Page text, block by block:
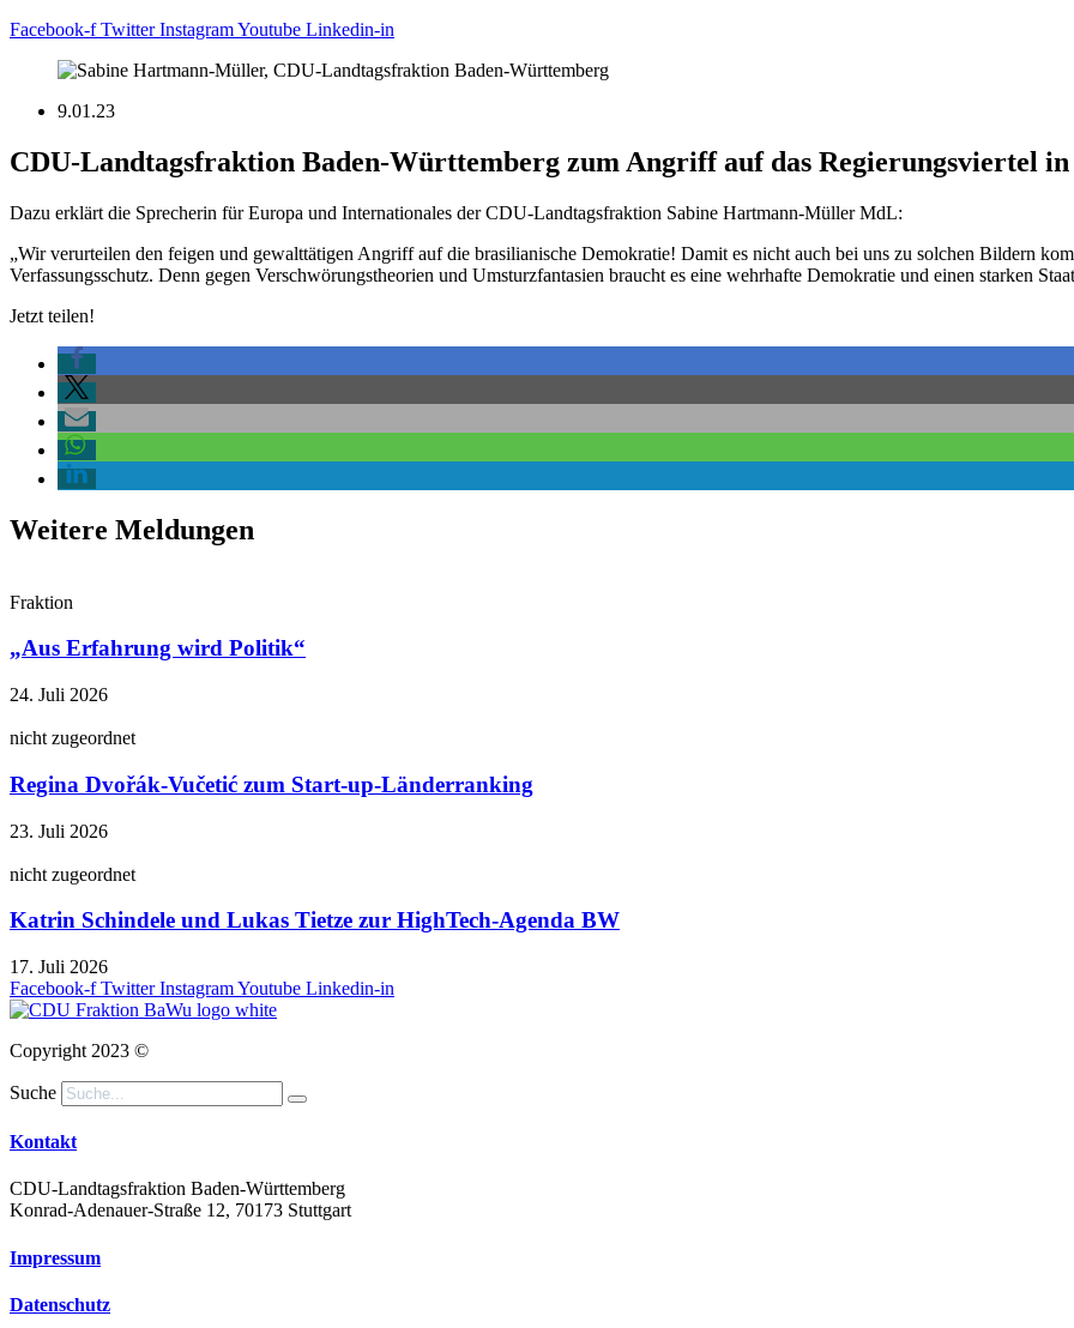
Facebook-f Twitter InstagramYoutube Linkedin-in
9.01.23
CDU-Landtagsfraktion Baden-Württemberg zum Angriff auf das Regierungsviertel
Dazu erklärt die Sprecherin für Europa und Internationales der CDU-Landtagsfraktion Sabine Hartmann-Müller MdL:
„Wir verurteilen den feigen und gewalttätigen Angriff auf die brasilianische Demokratie! Damit es nicht auch bei uns zu solchen Bildern
Verfassungsschutz. Denn gegen Verschwörungstheorien und Umsturzfantasien braucht es eine wehrhafte Demokratie und einen starken
Jetzt teilen!
Weitere Meldungen
Fraktion
„Aus Erfahrung wird Politik“
24. Juli 2026
nicht zugeordnet
Regina Dvořák-Vučetić zum Start-up-Länderranking
23. Juli 2026
nicht zugeordnet
Katrin Schindele und Lukas Tietze zur HighTech-Agenda BW
17. Juli 2026
Facebook-f Twitter InstagramYoutube Linkedin-in
Copyright 2023 ©
Suche
Kontakt
CDU-Landtagsfraktion Baden-Württemberg
Konrad-Adenauer-Straße 12, 70173 Stuttgart
Impressum
Datenschutz